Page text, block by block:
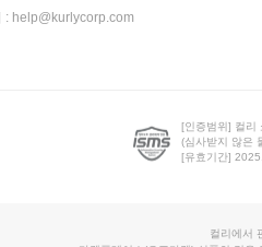
: help@kurlycorp.com
[인증범위] 컬리
(심사받지 않은
[유효기간]
컬리에서